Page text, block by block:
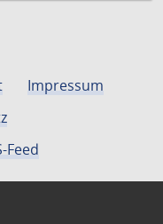
Impressum
Feed